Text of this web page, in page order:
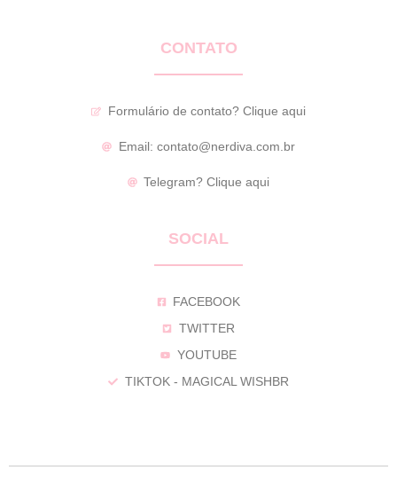
CONTATO
Formulário de contato?Clique aqui
Email: contato@nerdiva.com.br
Telegram? Clique aqui
SOCIAL
FACEBOOK
TWITTER
YOUTUBE
TIKTOK - MAGICAL WISHBR